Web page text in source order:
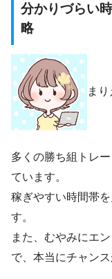
分かりづらい
略
まり
多くの勝ち組トレ
ています。
稼ぎやすい時間帯
す。
また、むやみにエ
で、本当にチャン